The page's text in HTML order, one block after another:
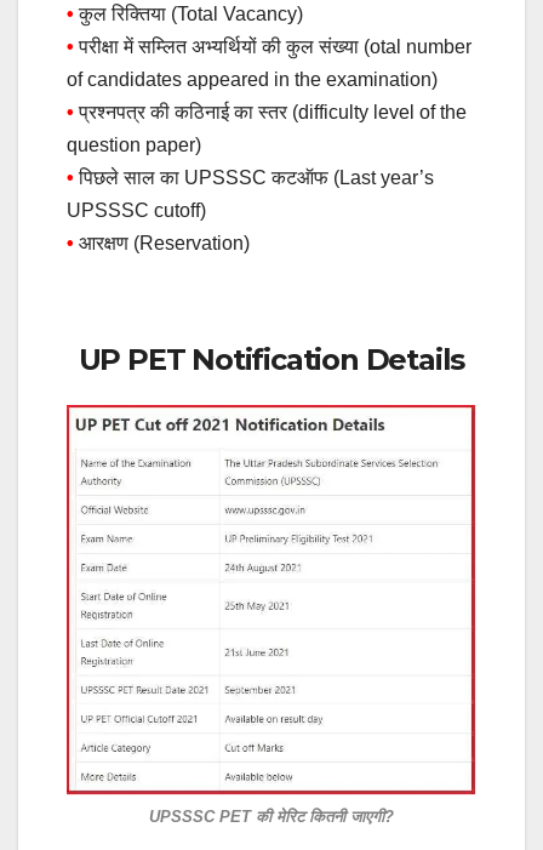
• कुल रिक्तिया (Total Vacancy)
• परीक्षा में सम्लित अभ्यर्थियों की कुल संख्या (otal number
of candidates appeared in the examination)
• प्रश्नपत्र की कठिनाई का स्तर (difficulty level of the
question paper)
• पिछले साल का UPSSSC कटऑफ (Last year’s
UPSSSC cutoff)
• आरक्षण (Reservation)
UP PET Notification Details
UPSSSC PET की मेरिट कितनी जाएगी?